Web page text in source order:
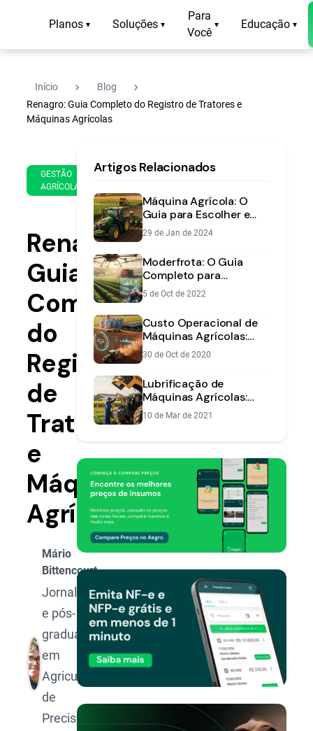
Planos ▾ Soluções ▾
Para
Você
▾ Educação ▾
Início navigate_next Blog navigate_next
Renagro: Guia Completo do Registro de Tratores e
Máquinas Agrícolas
GESTÃO
AGRÍCOLA
de
de
2022
min
leitura
Renagro:
Guia
Completo
do
Registro
de
Tratores
e
Máquinas
Agrícolas
Mário
Bittencourt
Jornalista
e pós-
graduado
em
Agricultura
de
Precisão e
Artigos Relacionados
Máquina Agrícola: O
Guia para Escolher e
Investir no
Equipamento Certo
29 de Jan de 2024
Moderfrota: O Guia
Completo para
Financiar Suas
Máquinas Agrícolas
5 de Oct de 2022
Custo Operacional de
Máquinas Agrícolas:
Como Calcular e
Reduzir
30 de Oct de 2020
Lubrificação de
Máquinas Agrícolas:
Maximize Vida Útil e
Eficiência
10 de Mar de 2021